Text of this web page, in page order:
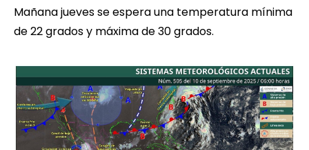
Mañana jueves se espera una temperatura mínima
de 22 grados y máxima de 30 grados.